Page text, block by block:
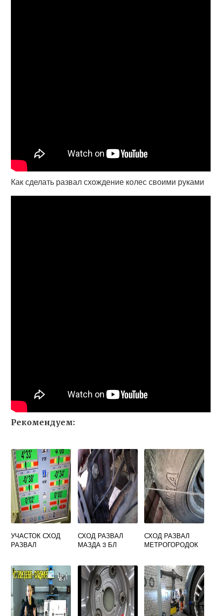
Как сделать развал схождение колес своими руками
Рекомендуем:
УЧАСТОК СХОД
РАЗВАЛ
СХОД РАЗВАЛ
МАЗДА 3 БЛ
СХОД РАЗВАЛ
МЕТРОГОРОДОК